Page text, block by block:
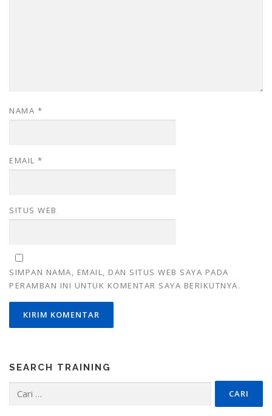
NAMA *
EMAIL *
SITUS WEB
SIMPAN NAMA, EMAIL, DAN SITUS WEB SAYA PADA
PERAMBAN INI UNTUK KOMENTAR SAYA BERIKUTNYA.
SEARCH TRAINING
untuk: